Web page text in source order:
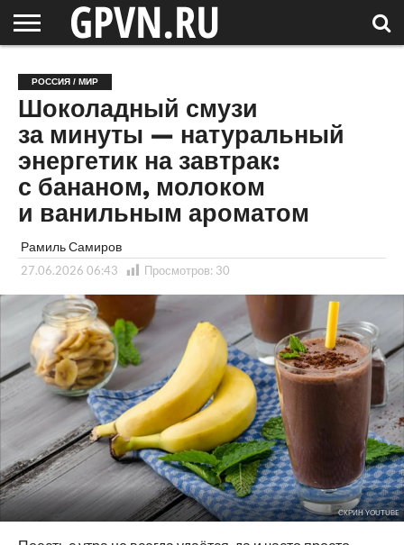
ОБЛАСТЬ
НОВОСТИ
СОСЕДЕЙ
РОССИЯ
/ МИР
СПЕЦПРОЕКТЫ
БЛОГ
СТАТЬИ
ФОТОРЕПОРТАЖИ
ИНТЕРВЬЮ
ОБЪЕКТЫ
ПОДБОРКИ
РОССИЯ / МИР
Шоколадный смузи
за минуты — натуральный
энергетик на завтрак:
с бананом, молоком
и ванильным ароматом
Рамиль Самиров
27.06.2026 06:43 Просмотров: 30
СКРИН YOUTUBE